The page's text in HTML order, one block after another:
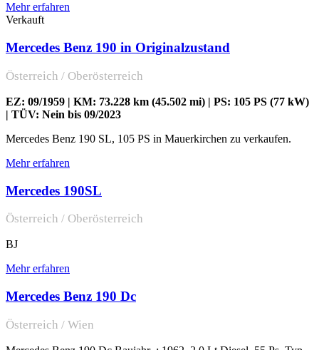
Mehr erfahren
Verkauft
Mercedes Benz 190 in Originalzustand
Österreich / Oberösterreich
EZ: 09/1959 | KM: 73.228 km (45.502 mi) | PS: 105 PS (77 kW)
| TÜV: Nein bis 09/2023
Mercedes Benz 190 SL, 105 PS in Mauerkirchen zu verkaufen.
Mehr erfahren
Mercedes 190SL
Österreich / Oberösterreich
BJ
Mehr erfahren
Mercedes Benz 190 Dc
Österreich / Wien